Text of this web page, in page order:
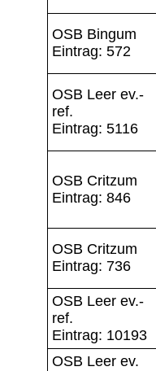
OSB Bingum
Eintrag: 572
OSB Leer ev.-
ref.
Eintrag: 5116
OSB Critzum
Eintrag: 846
OSB Critzum
Eintrag: 736
OSB Leer ev.-
ref.
Eintrag: 10193
OSB Leer ev.